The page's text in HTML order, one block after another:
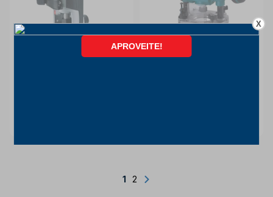
Tupia Laminadora 1/4"
Tupia de Coluna 3/8"
1 2
X